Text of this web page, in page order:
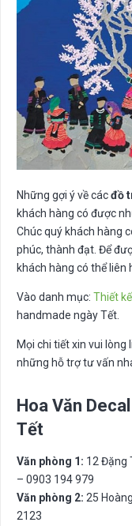
Những gợi ý về cácđồ
khách hàng có được
Chúc quý khách hàng
phúc, thành đạt. Để
khách hàng có thể liên
Vào danh mục: Thiết
handmade ngày Tết.
Mọi chi tiết xin vui lòng
những hỗ trợ tư vấn
Hoa Văn
Tết
Văn phòng 1: 12 Đặng
– 0903 194 979
Văn phòng 2: 25
2123